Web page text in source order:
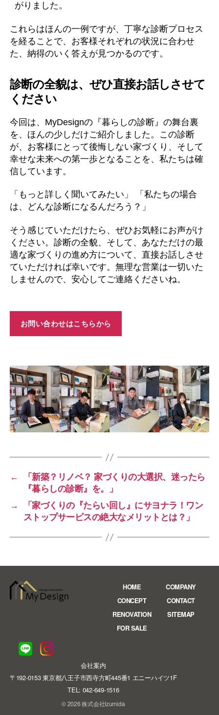
がりました。
これらはほんの一例ですが、丁寧な診断プロセス
を経ることで、お客様それぞれの状況に合わせ
た、納得のいく答えが見つかるのです。
診断の全貌は、ぜひ直接お話しさせて
ください
今回は、MyDesignの『暮らしの診断』の舞台裏
を、ほんの少しだけご紹介しました。この診断
が、お客様にとって後悔しない家づくり、そして
幸せな未来への第一歩となることを、私たちは確
信しています。
「もっと詳しく聞いてみたい」 「私たちの場合
は、どんな診断になるんだろう？」
そう感じていただけたら、ぜひお気軽にお声がけ
ください。診断の全貌、そして、あなただけの最
適な家づくりの進め方について、直接お話しさせ
ていただければ幸いです。無理な営業は一切いた
しませんので、安心してご連絡くださいね。
お問い合わせはこちらから
←
「新築？リノベ？ 家づくりの大選択、迷ったら
『暮らしの診断』を。」
→
「家づくりの『たらい回し』にサヨナラ！ワン
ストップサービスの絶大なメリットとは？」
HOME
CONCEPT
RENOVATION
FOR SALE
COMPANY
CONTACT
SITEMAP
会社案内
〒192-0153 東京都八王子市西寺方町445番1 エニーハイツ1F
TEL: 042-649-1516
© 2026 株式会社Izumida